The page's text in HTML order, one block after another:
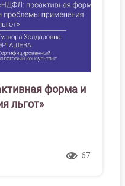
форма и
льгот»
67